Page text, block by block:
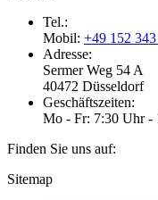
Tel.:
Mobil: +49 152
Adresse:
Sermer Weg 54 A
40472 Düsseldorf
Geschäftszeiten:
Mo - Fr: 7:30 Uhr -
Finden Sie uns auf:
Facebook
E-
Sitemap